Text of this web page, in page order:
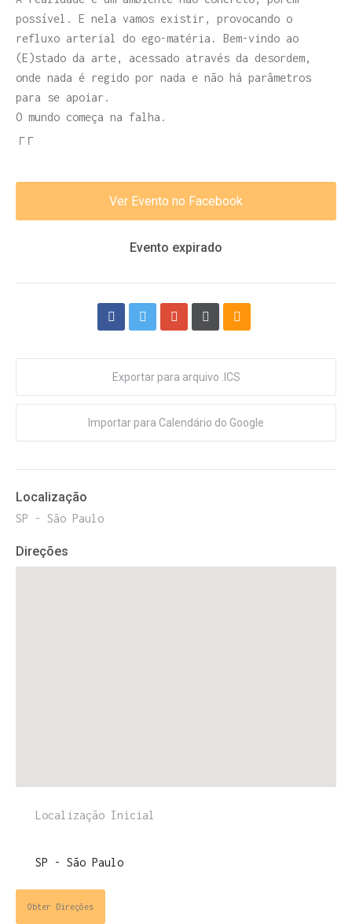
possível. E nela vamos existir, provocando o
refluxo arterial do ego-matéria. Bem-vindo ao
(E)stado da arte, acessado através da desordem,
onde nada é regido por nada e não há parâmetros
para se apoiar.
O mundo começa na falha.
┌┌
Ver Evento no Facebook
Evento expirado
Exportar para arquivo .ICS
Importar para Calendário do Google
Localização
SP - São Paulo
Direções
Obter Direções
ENTRE PARA O NOSSO
downloads e mais.